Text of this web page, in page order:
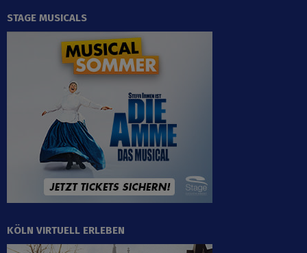
STAGE MUSICALS
KÖLN VIRTUELL ERLEBEN